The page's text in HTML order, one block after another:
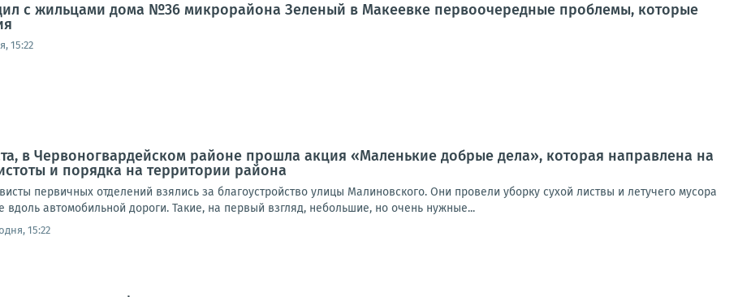
с жильцами дома №36 микрорайона Зеленый в Макеевке первоочередные проблемы, которые
15:22
в Червоногвардейском районе прошла акция «Маленькие добрые дела», которая направлена на
и порядка на территории района
первичных отделений взялись за благоустройство улицы Малиновского. Они провели уборку сухой листвы и летучего мусора
вдоль автомобильной дороги. Такие, на первый взгляд, небольшие, но очень нужные...
15:22